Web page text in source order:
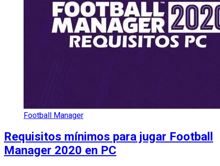
Football Manager
Requisitos mínimos para jugar Football
Manager 2020 en PC